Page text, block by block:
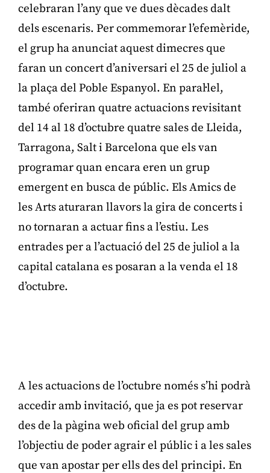
celebraran l’any que ve dues dècades dalt
dels escenaris. Per commemorar l’efemèride,
el grup ha anunciat aquest dimecres que
faran un concert d’aniversari el 25 de juliol a
la plaça del Poble Espanyol. En paral·lel,
també oferiran quatre actuacions revisitant
del 14 al 18 d’octubre quatre sales de Lleida,
Tarragona, Salt i Barcelona que els van
programar quan encara eren un grup
emergent en busca de públic. Els Amics de
les Arts aturaran llavors la gira de concerts i
no tornaran a actuar fins a l’estiu. Les
entrades per a l’actuació del 25 de juliol a la
capital catalana es posaran a la venda el 18
d’octubre.
A les actuacions de l’octubre només s’hi podrà
accedir amb invitació, que ja es pot reservar
des de la pàgina web oficial del grup amb
l’objectiu de poder agrair el públic i a les sales
que van apostar per ells des del principi. En